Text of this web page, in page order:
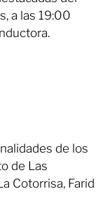
a las 19:00
de los
de Las
Cotorrisa, Farid